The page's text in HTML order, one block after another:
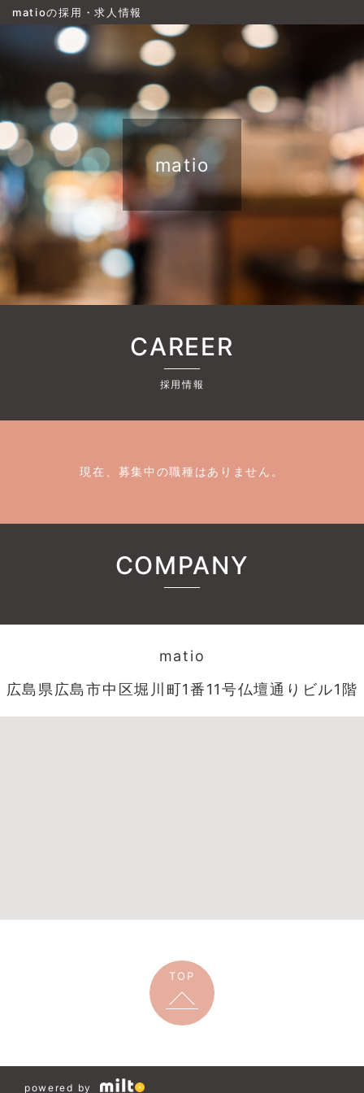
matioの採用・求人情報
matio
CAREER
採用情報
現在、募集中の職種はありません。
COMPANY
matio
広島県広島市中区堀川町1番11号仏壇通りビル1階
TOP
powered by